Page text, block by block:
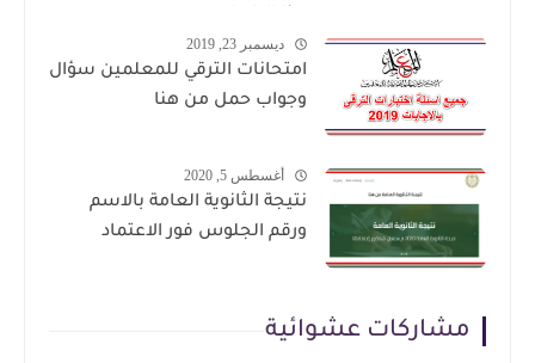
ديسمبر 23, 2019
امتحانات الترقي للمعلمين سؤال
وجواب حمل من هنا
أغسطس 5, 2020
نتيجة الثانوية العامة بالاسم
ورقم الجلوس فور الاعتماد
مشاركات عشوائية